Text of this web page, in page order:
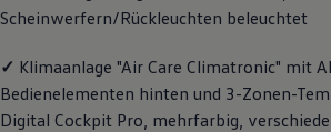
Familie
Pannen- und Unfallhilfe
Volkswagen Kundenbetreuung
Scheinwerfern/Rückleuchten beleuchtet
✓ Klimaanlage "Air Care Climatronic" mit
Bedienelementen hinten und 3-Zonen-
Digital Cockpit Pro, mehrfarbig,